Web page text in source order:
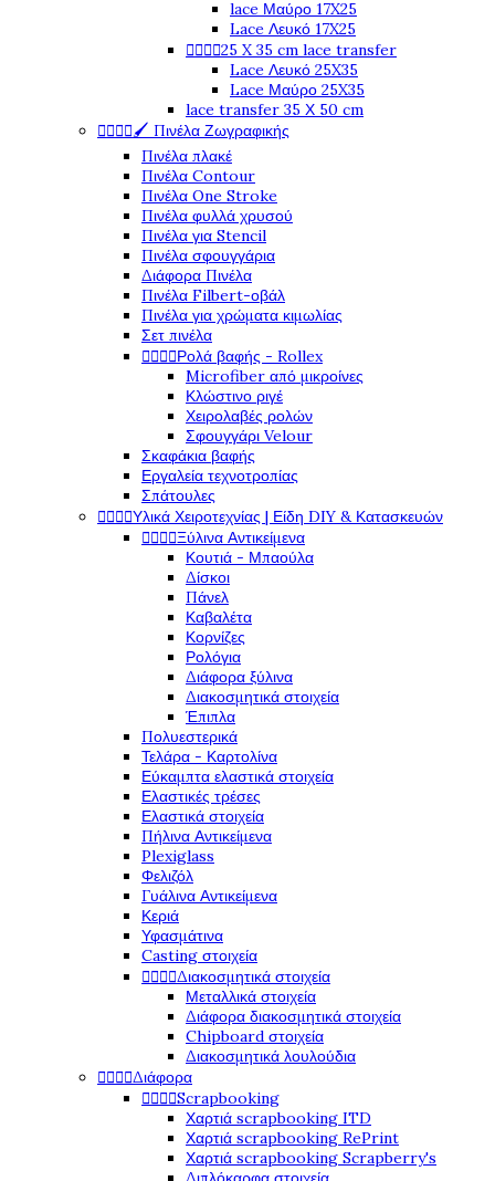
lace Μαύρο 17X25
Lace Λευκό 17X25
25 X 35 cm lace transfer
Lace Λευκό 25X35
Lace Μαύρο 25X35
lace transfer 35 Χ 50 cm
🖌️ Πινέλα Ζωγραφικής
Πινέλα πλακέ
Πινέλα Contour
Πινέλα One Stroke
Πινέλα φυλλά χρυσού
Πινέλα για Stencil
Πινέλα σφουγγάρια
Διάφορα Πινέλα
Πινέλα Filbert-οβάλ
Πινέλα για χρώματα κιμωλίας
Σετ πινέλα
Ρολά βαφής - Rollex
Microfiber από μικροίνες
Κλώστινο ριγέ
Χειρολαβές ρολών
Σφουγγάρι Velour
Σκαφάκια βαφής
Εργαλεία τεχνοτροπίας
Σπάτουλες
Υλικά Χειροτεχνίας | Είδη DIY & Κατασκευών
Ξύλινα Αντικείμενα
Κουτιά - Μπαούλα
Δίσκοι
Πάνελ
Καβαλέτα
Κορνίζες
Ρολόγια
Διάφορα ξύλινα
Διακοσμητικά στοιχεία
Έπιπλα
Πολυεστερικά
Τελάρα - Καρτολίνα
Εύκαμπτα ελαστικά στοιχεία
Ελαστικές τρέσες
Ελαστικά στοιχεία
Πήλινα Αντικείμενα
Plexiglass
Φελιζόλ
Γυάλινα Αντικείμενα
Κεριά
Υφασμάτινα
Casting στοιχεία
Διακοσμητικά στοιχεία
Μεταλλικά στοιχεία
Διάφορα διακοσμητικά στοιχεία
Chipboard στοιχεία
Διακοσμητικά λουλούδια
Διάφορα
Scrapbooking
Χαρτιά scrapbooking ITD
Χαρτιά scrapbooking RePrint
Χαρτιά scrapbooking Scrapberry's